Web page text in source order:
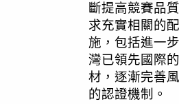
斷提高競賽品
求充實相關的
施，包括進一
灣已領先國際
材，逐漸完善
的認證機制。